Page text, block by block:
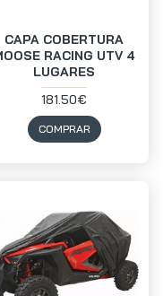
CAPA COBERTURA
RACING UTV 4
LUGARES
181.50€
COMPRAR